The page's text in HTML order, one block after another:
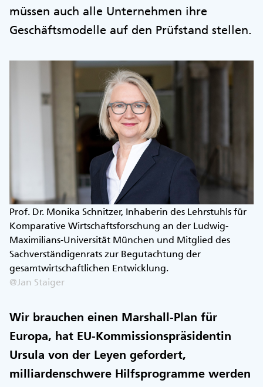
müssen auch alle Unternehmen ihre
Geschäftsmodelle auf den Prüfstand stellen.
Prof. Dr. Monika Schnitzer, Inhaberin des Lehrstuhls für
Komparative Wirtschaftsforschung an der Ludwig-
Maximilians-Universität München und Mitglied des
Sachverständigenrats zur Begutachtung der
gesamtwirtschaftlichen Entwicklung.
@Jan Staiger
Wir brauchen einen Marshall-Plan für
Europa, hat EU-Kommissionspräsidentin
Ursula von der Leyen gefordert,
milliardenschwere Hilfsprogramme werden